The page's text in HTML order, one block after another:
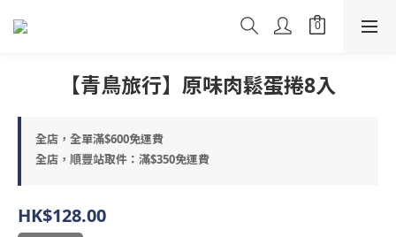
【青鳥旅行】原味肉鬆蛋捲8入
全店，全單滿$600免運費
全店，順豐站取件：滿$350免運費
HK$128.00